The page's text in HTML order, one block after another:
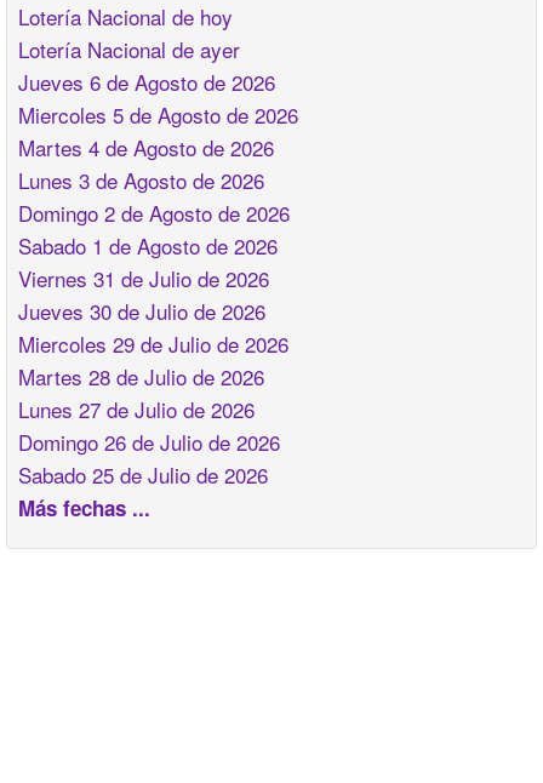
Lotería Nacional de hoy
Lotería Nacional de ayer
Jueves 6 de Agosto de 2026
Miercoles 5 de Agosto de 2026
Martes 4 de Agosto de 2026
Lunes 3 de Agosto de 2026
Domingo 2 de Agosto de 2026
Sabado 1 de Agosto de 2026
Viernes 31 de Julio de 2026
Jueves 30 de Julio de 2026
Miercoles 29 de Julio de 2026
Martes 28 de Julio de 2026
Lunes 27 de Julio de 2026
Domingo 26 de Julio de 2026
Sabado 25 de Julio de 2026
Más fechas ...